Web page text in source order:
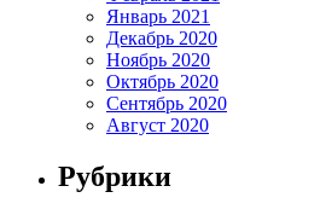
Январь 2021
Декабрь 2020
Ноябрь 2020
Октябрь 2020
Сентябрь 2020
Август 2020
Рубрики